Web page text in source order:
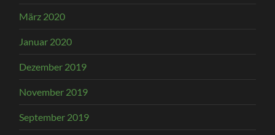
März 2020
Januar 2020
Dezember 2019
November 2019
September 2019